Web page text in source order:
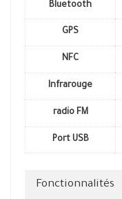
Bluetooth
GPS
NFC
Infrarouge
radio FM
Port USB
Fonctionnalités